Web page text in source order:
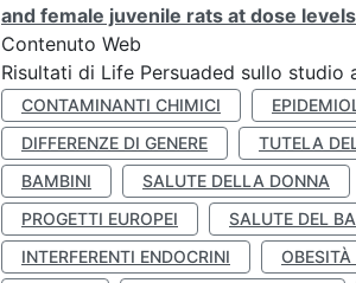
and female juvenile rats at dose
Contenuto Web
Risultati di Life Persuaded sullo studio
CONTAMINANTI CHIMICI
DIFFERENZE DI GENERE
TUTELA
BAMBINI
SALUTE DELLA DONNA
PROGETTI EUROPEI
SALUTE DEL
INTERFERENTI ENDOCRINI